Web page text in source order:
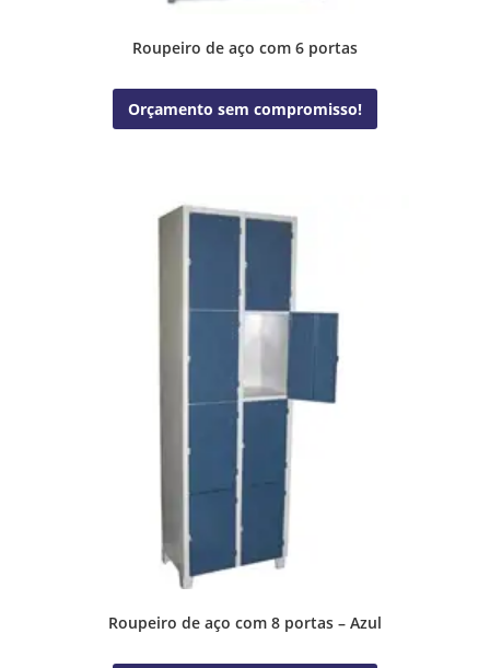
Roupeiro de aço com 6 portas
Orçamento sem compromisso!
Roupeiro de aço com 8 portas – Azul